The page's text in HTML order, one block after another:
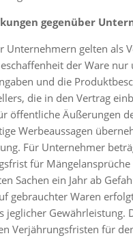
gegenüber
Unternehmern gelten als
der Ware nur
und die
die in den Vertrag
öffentliche Äußerungen
Werbeaussagen
Für Unternehmer
für Mängelansprüche
Sachen ein Jahr ab
gebrauchter Waren
jeglicher Gewährleistung.
Verjährungsfristen für